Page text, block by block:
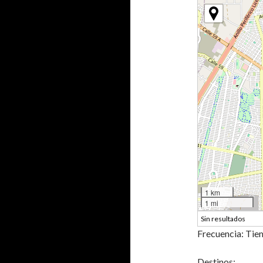
1 km
1 mi
Sin resultados
Frecuencia: